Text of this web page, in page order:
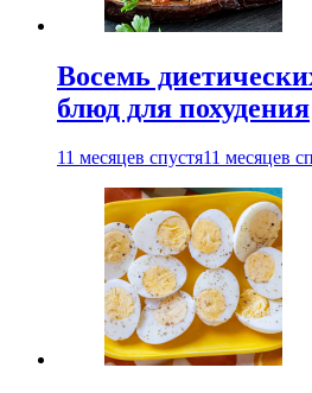
Восемь
блюд для похудения
11 месяцев спустя11 месяцев